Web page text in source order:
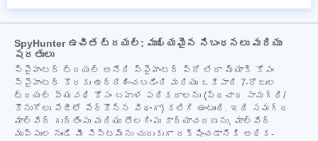
SpyHunter ఉచిత ట్రయల్: ముఖ్యమైన నిబంధనలు మరియు
షరతులు
స్పైహంటర్ ట్రయల్ అనేది స్పైహంటర్ ప్రో లేదా మ్యాక్ కోసం
స్పైహంటర్ కొరకు ఉద్దేశించబడింది మరియు ఒకేసారి 7-రోజుల
ట్రయల్ వ్యవధి కోసం బహుళ పరికరాలను (ప్రచార సామగ్రి/
కొనుగోలు పేజీలో పేర్కొన్న విధంగా) కలిగి ఉంటుంది. ఇది సమగ్ర
మాల్వేర్ గుర్తింపు మరియు తొలగింపు కార్యాచరణను, మాల్వేర్
ముప్పుల నుండి మీ సిస్టమ్‌ను చురుకుగా రక్షించడానికి అధిక-